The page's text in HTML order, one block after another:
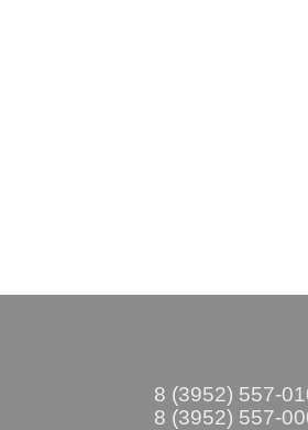
8 (3952) 557-
8 (3952) 557-